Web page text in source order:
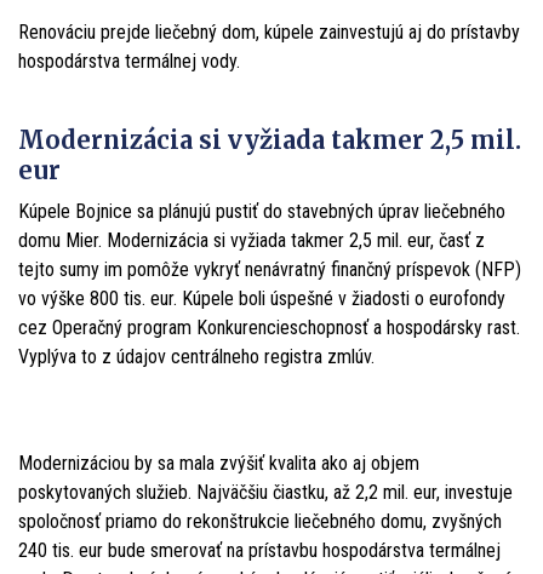
Renováciu prejde liečebný dom, kúpele zainvestujú aj do prístavby
hospodárstva termálnej vody.
Modernizácia si vyžiada takmer 2,5 mil.
eur
Kúpele Bojnice sa plánujú pustiť do stavebných úprav liečebného
domu Mier. Modernizácia si vyžiada takmer 2,5 mil. eur, časť z
tejto sumy im pomôže vykryť nenávratný finančný príspevok (NFP)
vo výške 800 tis. eur. Kúpele boli úspešné v žiadosti o eurofondy
cez Operačný program Konkurencieschopnosť a hospodársky rast.
Vyplýva to z údajov centrálneho registra zmlúv.
Modernizáciou by sa mala zvýšiť kvalita ako aj objem
poskytovaných služieb. Najväčšiu čiastku, až 2,2 mil. eur, investuje
spoločnosť priamo do rekonštrukcie liečebného domu, zvyšných
240 tis. eur bude smerovať na prístavbu hospodárstva termálnej